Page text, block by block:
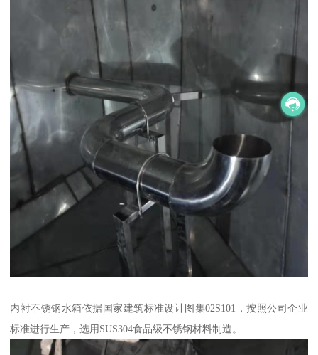
内衬不锈钢水箱依据国家建筑标准设计图集02S101，按照公司企业
标准进行生产，选用SUS304食品级不锈钢材料制造。